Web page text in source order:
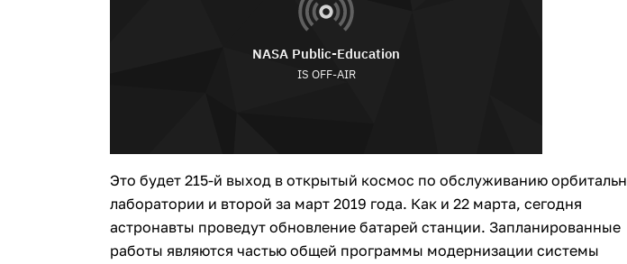
Это будет 215-й выход в открытый космос по обслуживанию
лаборатории и второй за март 2019 года. Как и 22 марта, сегодня
астронавты проведут обновление батарей станции. Запланированные
работы являются частью общей программы модернизации системы